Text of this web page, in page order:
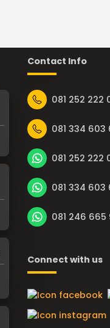
Contact Info
081 252 222
081 334 603
081 252 222
081 334 603
081 246 665
Connect with us